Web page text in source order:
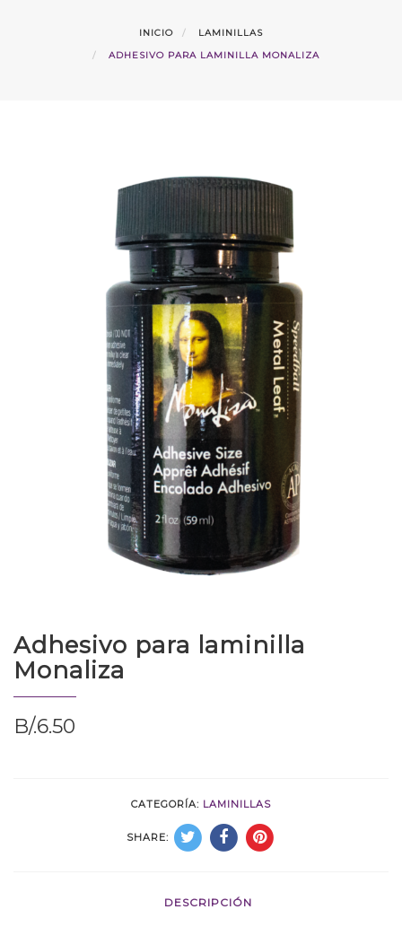
INICIO
LAMINILLAS
ADHESIVO PARA LAMINILLA MONALIZA
Adhesivo para laminilla
Monaliza
B/.6.50
CATEGORÍA: LAMINILLAS
SHARE:
DESCRIPCIÓN